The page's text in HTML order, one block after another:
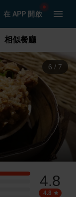
在 APP 開啟
相似餐廳
6 / 7
4.8
4.8